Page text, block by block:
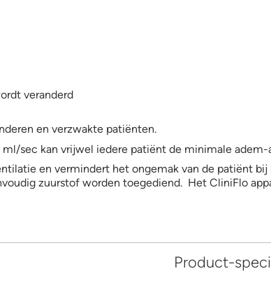
veranderd
en verzwakte patiënten.
sec kan vrijwel iedere patiënt de minimale
en vermindert het ongemak van de patiënt
zuurstof worden toegediend. Het CliniFlo
Product-